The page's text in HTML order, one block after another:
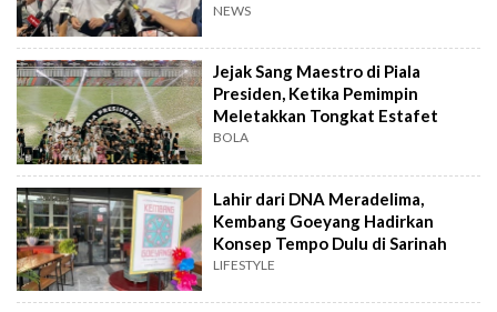
NEWS
Jejak Sang Maestro di Piala
Presiden, Ketika Pemimpin
Meletakkan Tongkat Estafet
BOLA
Lahir dari DNA Meradelima,
Kembang Goeyang Hadirkan
Konsep Tempo Dulu di Sarinah
LIFESTYLE